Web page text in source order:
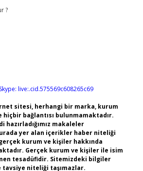
?
Skype: live:.cid.575569c608265c69
sitesi, herhangi bir marka, kurum
hiçbir bağlantısı bulunmamaktadır.
hazırladığımız makaleler
yer alan içerikler haber niteliği
kurum ve kişiler hakkında
Gerçek kurum ve kişiler ile isim
tesadüfidir. Sitemizdeki bilgiler
niteliği taşımazlar.